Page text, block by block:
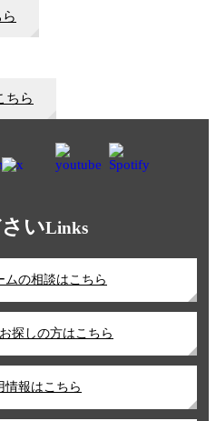
ちら
いLinks
ムの相談はこちら
探しの方はこちら
情報はこちら